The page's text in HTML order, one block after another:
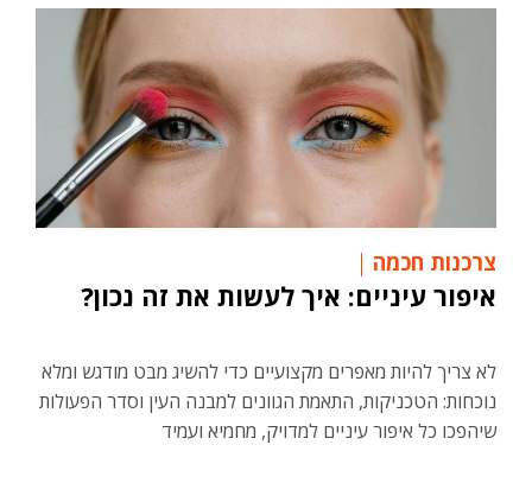
צרכנות חכמה
איפור עיניים: איך לעשות את זה נכון?
לא צריך להיות מאפרים מקצועיים כדי להשיג מבט מודגש ומלא
נוכחות: הטכניקות, התאמת הגוונים למבנה העין וסדר הפעולות
שיהפכו כל איפור עיניים למדויק, מחמיא ועמיד